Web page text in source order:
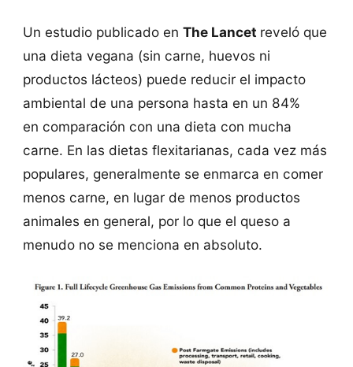
Un estudio publicado en The Lancet reveló que
una dieta vegana (sin carne, huevos ni
productos lácteos) puede reducir el impacto
ambiental de una persona hasta en un 84%
en comparación con una dieta con mucha
carne. En las dietas flexitarianas, cada vez más
populares, generalmente se enmarca en comer
menos carne, en lugar de menos productos
animales en general, por lo que el queso a
menudo no se menciona en absoluto.